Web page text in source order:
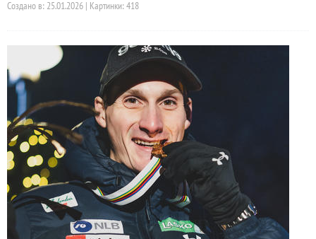
Создано в: 25.01.2026 | Картинки: 418